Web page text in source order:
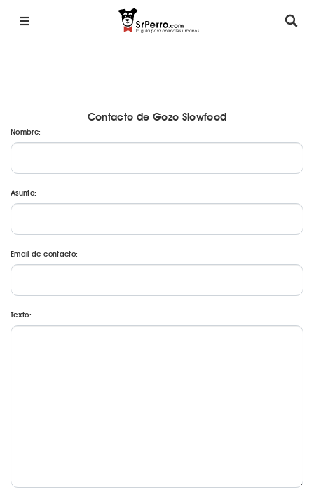
Contacto de Gozo Slowfood
Nombre:
Asunto:
Email de contacto:
Texto: